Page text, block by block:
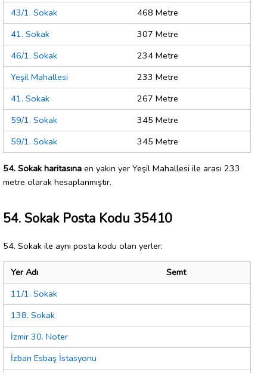
43/1. Sokak
468 Metre
41. Sokak
307 Metre
46/1. Sokak
234 Metre
Yeşil Mahallesi
233 Metre
41. Sokak
267 Metre
59/1. Sokak
345 Metre
59/1. Sokak
345 Metre
54. Sokak haritasına en yakın yer Yeşil Mahallesi ile arası 233
metre olarak hesaplanmıştır.
54. Sokak Posta Kodu 35410
54. Sokak ile aynı posta kodu olan yerler:
Yer Adı
Semt
11/1. Sokak
138. Sokak
İzmir 30. Noter
İzban Esbaş İstasyonu